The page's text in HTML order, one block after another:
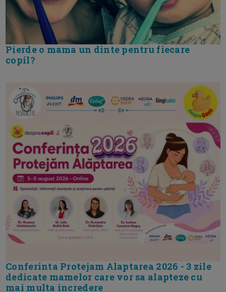
Pierde o mama un dinte pentru fiecare
copil?
Conferinta Protejam Alaptarea 2026 - 3 zile
dedicate mamelor care vor sa alapteze cu
mai multa incredere